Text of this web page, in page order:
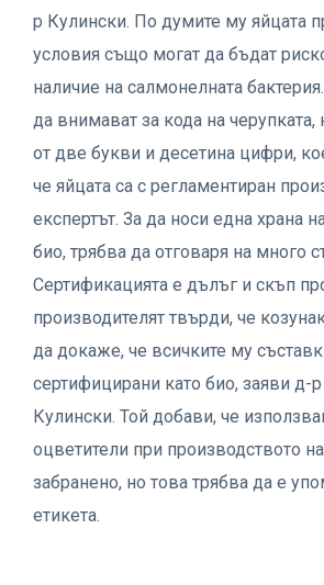
р Кулински. По думите му яйцата
условия също могат да бъдат
наличие на салмонелната
да внимават за кода на черупката,
от две букви и десетина цифри,
че яйцата са с регламентиран
експертът. За да носи една храна
био, трябва да отговаря на много
Сертификацията е дълъг и скъп
производителят твърди, че
да докаже, че всичките му
сертифицирани като био, заяви
Кулински. Той добави, че
оцветители при производството
забранено, но това трябва да е
етикета.